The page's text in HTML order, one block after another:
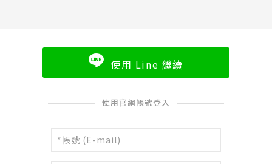
使用 Line 繼續
使用官網帳號登入